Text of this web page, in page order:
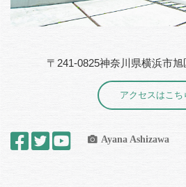
〒241-0825神奈川県横浜市
アクセスはこち
Ayana Ashizawa